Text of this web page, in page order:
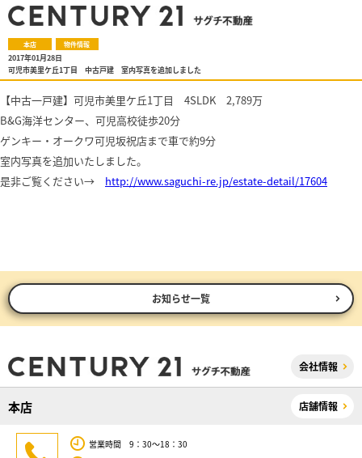
本店 物件情報
2017年01月28日
可児市美里ケ丘1丁目 中古戸建 室内写真を追加しました
【中古一戸建】可児市美里ケ丘1丁目 4SLDK 2,789万
B&G海洋センター、可児高校徒歩20分
ゲンキー・オークワ可児坂祝店まで車で約9分
室内写真を追加いたしました。
是非ご覧ください→ http://www.saguchi-re.jp/estate-detail/17604
お知らせ一覧
会社情報
本店 店舗情報
営業時間 9：30～18：30